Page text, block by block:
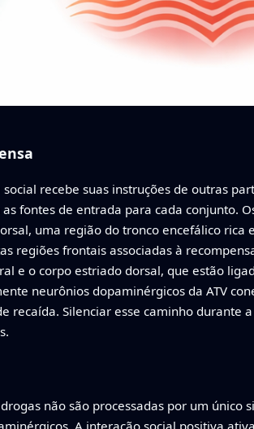
recebe suas instruções de outras
fontes de entrada para cada conjunto.
uma região do tronco encefálico rica
regiões frontais associadas à
e o corpo estriado dorsal, que estão
neurônios dopaminérgicos da ATV
recaída. Silenciar esse caminho durante
não são processadas por um único
A interação social positiva